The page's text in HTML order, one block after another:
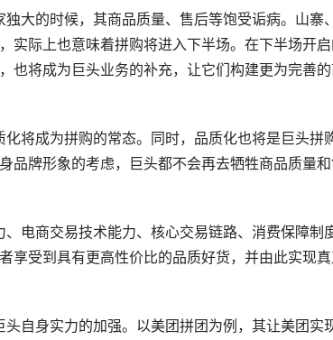
实际上也意味着拼购将进入下半场。在下半场开
也将成为巨头业务的补充，让它们构建更为完善的
品牌形象的考虑，巨头都不会再去牺牲商品质量和
享受到具有更高性价比的品质好货，并由此实现真